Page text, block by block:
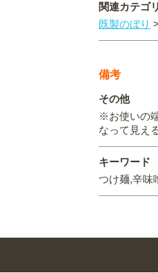
関連カテゴリ
既製のぼり >
備考
その他
※お使いの
なって見え
キーワード
つけ麺,辛味